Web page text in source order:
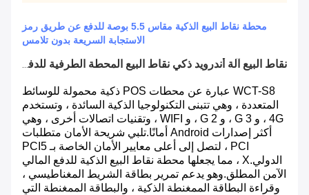
محطة نقاط البيع الذكية مقاس 5.5 بوصة للدفع عن طريق رمز
الاستجابة السريعة بدون تلامس
نقاط البيع آلة أندرويد ذكي نقاط البيع المحطة الطرفية للدفع عن طريق جهات الاتصال وبدون تلامس ورمز QR
WCT-S8 عبارة عن محطات POS ذكية محمولة للوسائط
المتعددة ، وهي تتبنى التكنولوجيا الذكية السائدة ، وتستخدم
4G ، و 3 G ، و 2 G ، و WIFI ، وتقنيات اتصالات أخرى ، وهي
أكثر إصدارات Android أمانًا.تلبي شريحة الأمان متطلبات
PCI ، لتصل إلى أعلى معايير الأمان الخاصة بـ PCI5
الدولي.X ، مما يجعلها محطة نقاط البيع الذكية للدفع المالي
الآمن المطلق.وهو يدعم تمرير بطاقة الشريط المغناطيسي ،
وقراءة البطاقة الممغنطة الذكية ، والبطاقة الممغنطة التي